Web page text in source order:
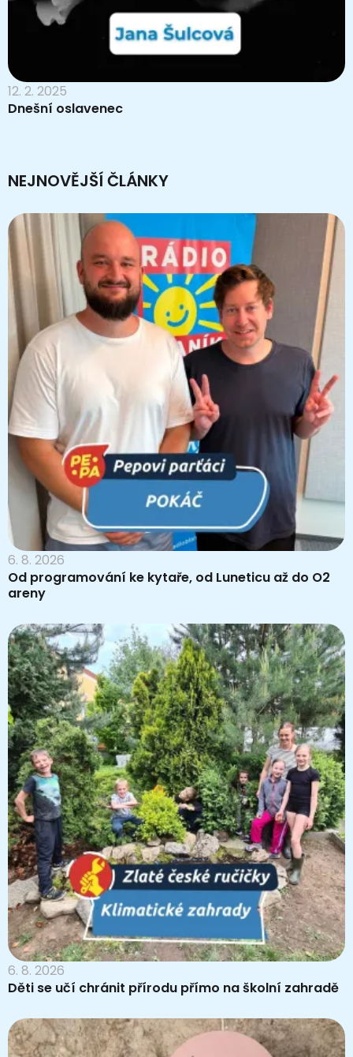
12. 2. 2025
Dnešní oslavenec
NEJNOVĚJŠÍ ČLÁNKY
6. 8. 2026
Od programování ke kytaře, od Luneticu až do O2
areny
6. 8. 2026
Děti se učí chránit přírodu přímo na školní zahradě